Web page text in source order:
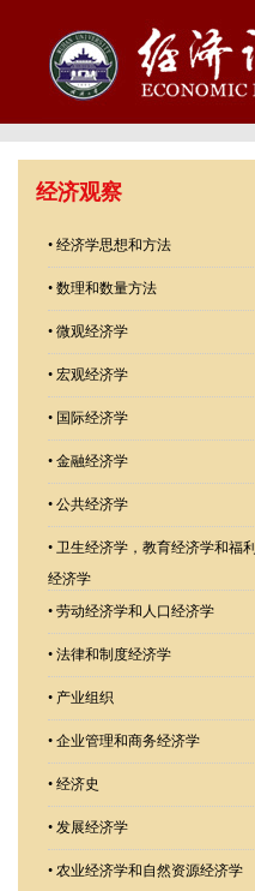
经济观察
• 经济学思想和方法
• 数理和数量方法
• 微观经济学
• 宏观经济学
• 国际经济学
• 金融经济学
• 公共经济学
• 卫生经济学，教育经济学和福利
经济学
• 劳动经济学和人口经济学
• 法律和制度经济学
• 产业组织
• 企业管理和商务经济学
• 经济史
• 发展经济学
• 农业经济学和自然资源经济学